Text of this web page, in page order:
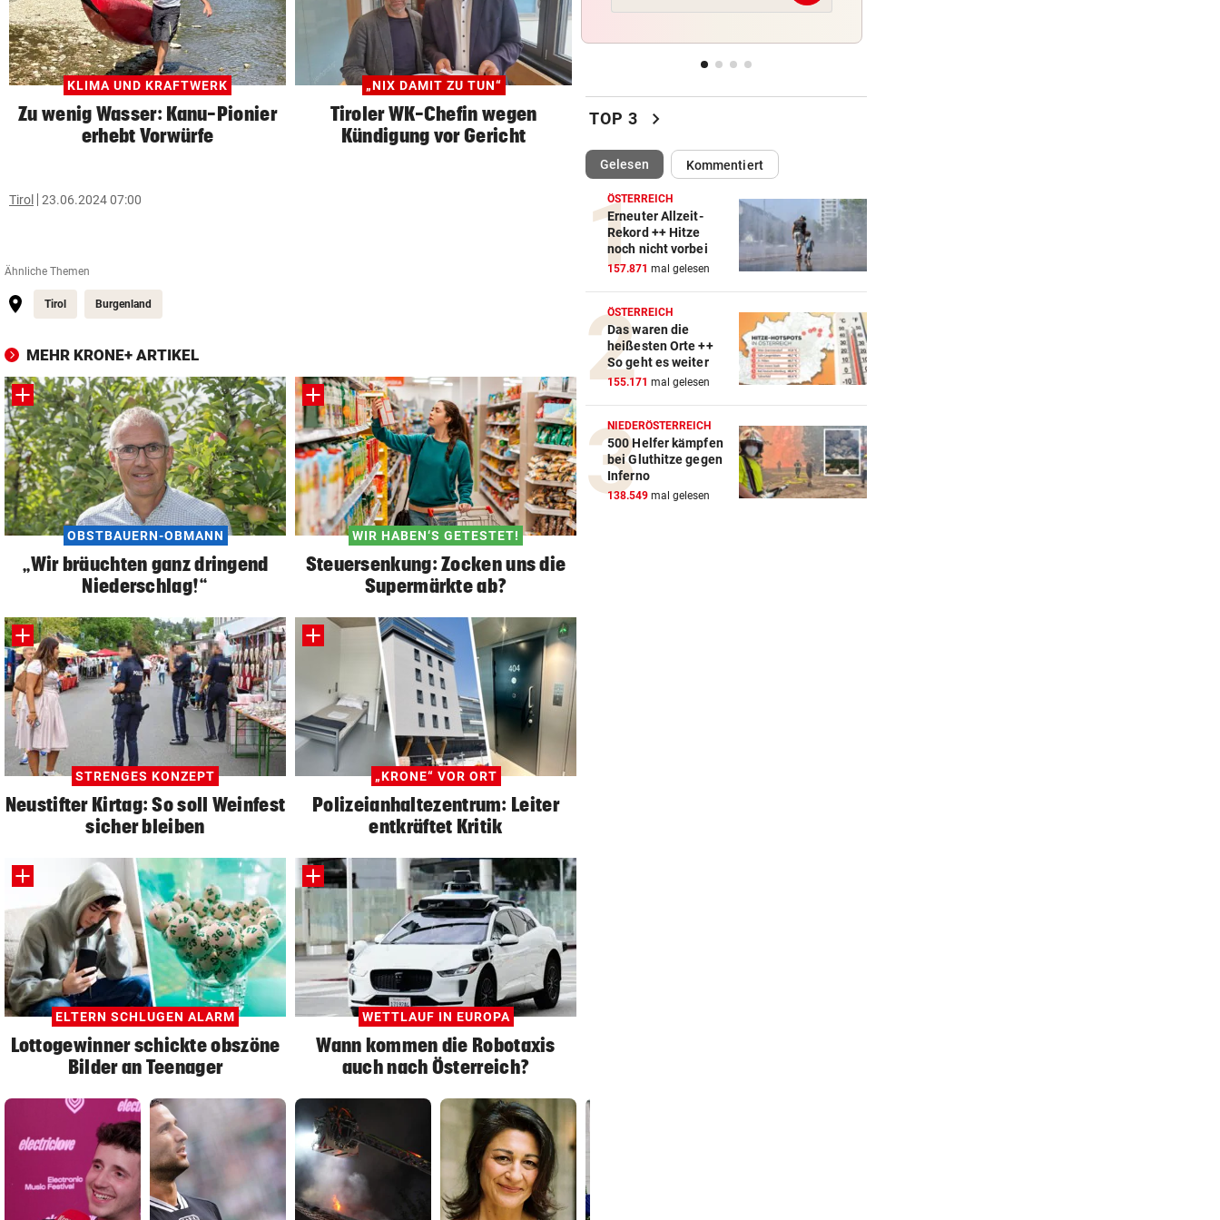
KLIMA UND KRAFTWERK
Zu wenig Wasser: Kanu-Pionier
erhebt Vorwürfe
„NIX DAMIT ZU TUN“
Tiroler WK-Chefin wegen
Kündigung vor Gericht
Tirol 23.06.2024 07:00
Ähnliche Themen
Tirol Burgenland
MEHR KRONE+ ARTIKEL
OBSTBAUERN-OBMANN
„Wir bräuchten ganz dringend
Niederschlag!“
WIR HABEN‘S GETESTET!
Steuersenkung: Zocken uns die
Supermärkte ab?
STRENGES KONZEPT
Neustifter Kirtag: So soll Weinfest
sicher bleiben
„KRONE“ VOR ORT
Polizeianhaltezentrum: Leiter
entkräftet Kritik
ELTERN SCHLUGEN ALARM
Lottogewinner schickte obszöne
Bilder an Teenager
WETTLAUF IN EUROPA
Wann kommen die Robotaxis
auch nach Österreich?
D: Dutzende Verletzte bei
Salzburg: Lob von Brasilien-Star
und große Sorgen
SEIN GRÖSSTES JAHR vor einer Stunde
DJ Toby Romeo kündigt so viel
Musik wie nie an
„KEINE FRAGE!“ vor einer Stunde
Was tun gegen die schlechte
TOP 3 chevron_right
Gelesen(ausgewählt)Kommentiert
ÖSTERREICH
Erneuter Allzeit-
Rekord ++ Hitze
noch nicht vorbei
157.871 mal gelesen
ÖSTERREICH
Das waren die
heißesten Orte ++
So geht es weiter
155.171 mal gelesen
NIEDERÖSTERREICH
500 Helfer kämpfen
bei Gluthitze gegen
Inferno
138.549 mal gelesen